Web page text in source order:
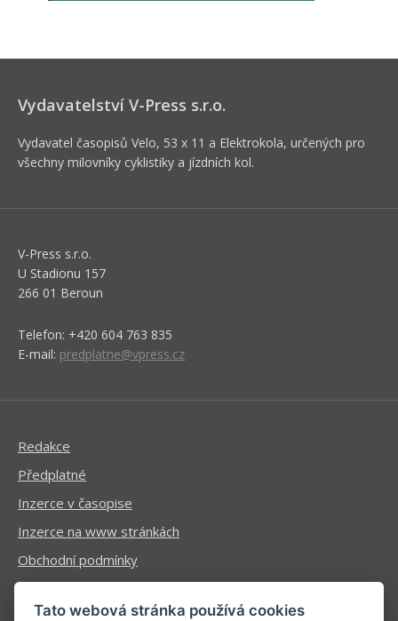
Vydavatelství V-Press s.r.o.
Vydavatel časopisů Velo, 53 x 11 a Elektrokola, určených pro
všechny milovníky cyklistiky a jízdních kol.
V-Press s.r.o.
U Stadionu 157
266 01 Beroun
Telefon: +420 604 763 835
E-mail: predplatne@vpress.cz
Redakce
Předplatné
Inzerce v časopise
Inzerce na www stránkách
Obchodní podmínky
Ochrana osobních údajů
Tato webová stránka používá cookies